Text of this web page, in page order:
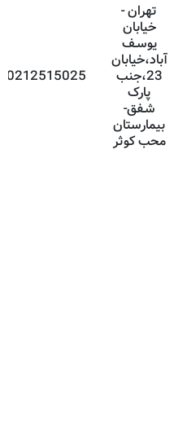
تهران -
خیابان
یوسـف
آباد،خیابان
23،جنب
پارک
شـفق-
بیمارستان
محب کوثر
0212515025